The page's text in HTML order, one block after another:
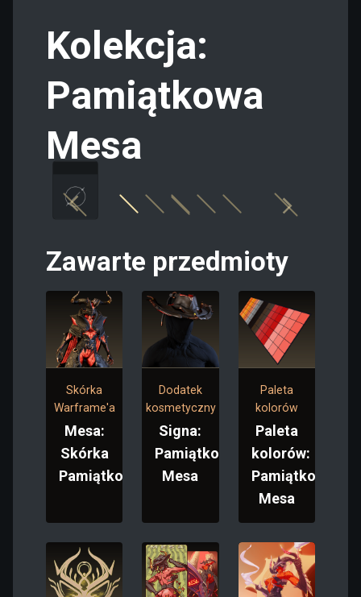
Kolekcja:
Pamiątkowa
Mesa
Zawarte przedmioty
Skórka
Warframe'a
Mesa:
Skórka
Pamiątkowa
Dodatek
kosmetyczny
Signa:
Pamiątkowa
Mesa
Paleta
kolorów
Paleta
kolorów:
Pamiątkowa
Mesa